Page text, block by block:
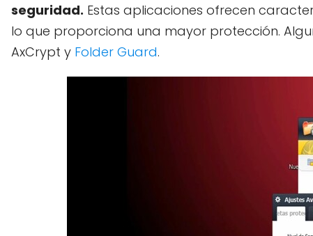
seguridad. Estas aplicaciones ofrecen
lo que proporciona una mayor protección.
AxCrypt y Folder Guard.